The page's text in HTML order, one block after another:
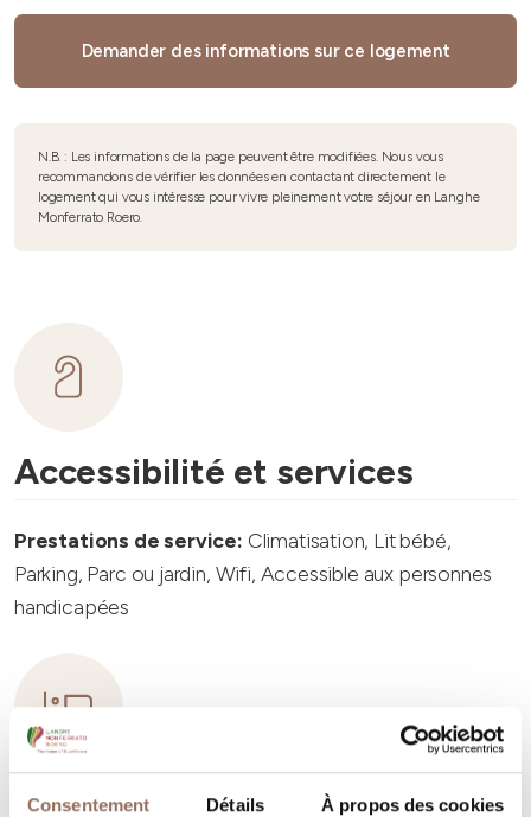
Consentement Détails À propos des cookies
Demander des informations sur ce logement
N.B. : Les informations de la page peuvent être modifiées. Nous vous
recommandons de vérifier les données en contactant directement le
logement qui vous intéresse pour vivre pleinement votre séjour en Langhe
Monferrato Roero.
Accessibilité et services
Prestations de service: Climatisation, Lit bébé,
Parking, Parc ou jardin, Wifi, Accessible aux personnes
handicapées
Capacité d'hébergement